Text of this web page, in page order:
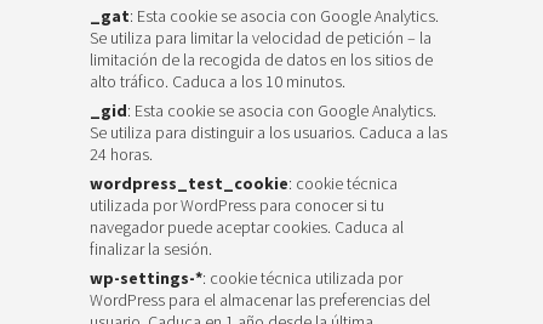
_gat: Esta cookie se asocia con Google Analytics.
Se utiliza para limitar la velocidad de petición – la
limitación de la recogida de datos en los sitios de
alto tráfico. Caduca a los 10 minutos.
_gid: Esta cookie se asocia con Google Analytics.
Se utiliza para distinguir a los usuarios. Caduca a las
24 horas.
wordpress_test_cookie: cookie técnica
utilizada por WordPress para conocer si tu
navegador puede aceptar cookies. Caduca al
finalizar la sesión.
wp-settings-*: cookie técnica utilizada por
WordPress para el almacenar las preferencias del